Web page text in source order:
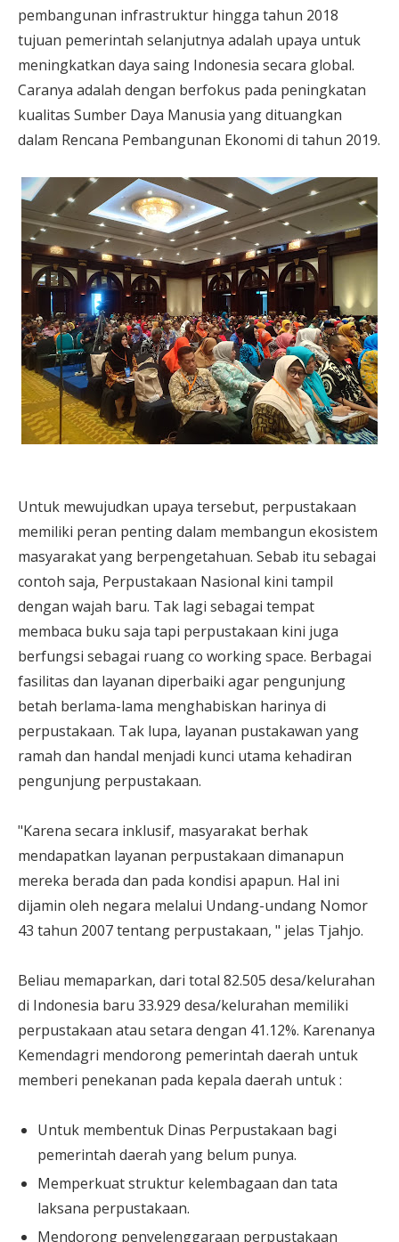
pembangunan infrastruktur hingga tahun 2018
tujuan pemerintah selanjutnya adalah upaya untuk
meningkatkan daya saing Indonesia secara global.
Caranya adalah dengan berfokus pada peningkatan
kualitas Sumber Daya Manusia yang dituangkan
dalam Rencana Pembangunan Ekonomi di tahun 2019.
Untuk mewujudkan upaya tersebut, perpustakaan
memiliki peran penting dalam membangun ekosistem
masyarakat yang berpengetahuan. Sebab itu sebagai
contoh saja, Perpustakaan Nasional kini tampil
dengan wajah baru. Tak lagi sebagai tempat
membaca buku saja tapi perpustakaan kini juga
berfungsi sebagai ruang co working space. Berbagai
fasilitas dan layanan diperbaiki agar pengunjung
betah berlama-lama menghabiskan harinya di
perpustakaan. Tak lupa, layanan pustakawan yang
ramah dan handal menjadi kunci utama kehadiran
pengunjung perpustakaan.
"Karena secara inklusif, masyarakat berhak
mendapatkan layanan perpustakaan dimanapun
mereka berada dan pada kondisi apapun. Hal ini
dijamin oleh negara melalui Undang-undang Nomor
43 tahun 2007 tentang perpustakaan, " jelas Tjahjo.
Beliau memaparkan, dari total 82.505 desa/kelurahan
di Indonesia baru 33.929 desa/kelurahan memiliki
perpustakaan atau setara dengan 41.12%. Karenanya
Kemendagri mendorong pemerintah daerah untuk
memberi penekanan pada kepala daerah untuk :
Untuk membentuk Dinas Perpustakaan bagi
pemerintah daerah yang belum punya.
Memperkuat struktur kelembagaan dan tata
laksana perpustakaan.
Mendorong penyelenggaraan perpustakaan